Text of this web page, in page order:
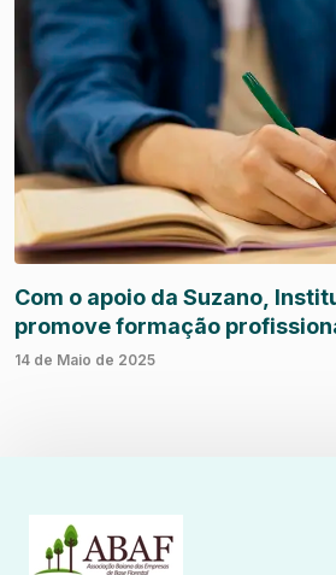
Com o apoio da Suzano,
promove formação
jovens da Bahia
14 de Maio de 2025